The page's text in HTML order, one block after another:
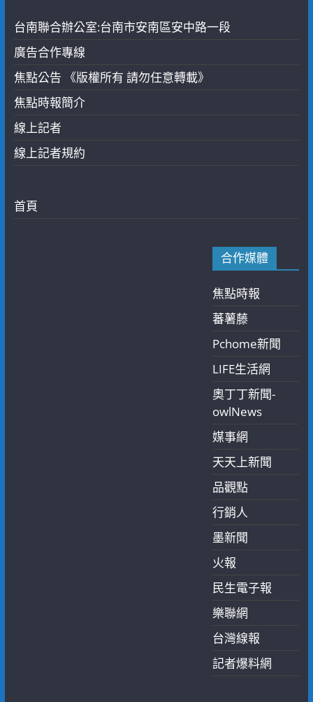
台南聯合辦公室:台南市安南區安中路一段
廣告合作專線
焦點公告 《版權所有 請勿任意轉載》
焦點時報簡介
線上記者
線上記者規約
首頁
合作媒體
焦點時報
蕃薯藤
Pchome新聞
LIFE生活網
奧丁丁新聞-
owlNews
媒事網
天天上新聞
品觀點
行銷人
墨新聞
火報
民生電子報
樂聯網
台灣線報
記者爆料網